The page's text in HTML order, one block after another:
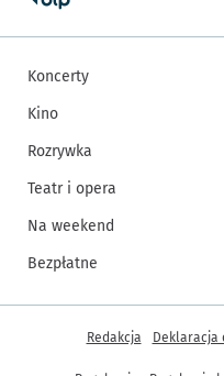
Koncerty
Kino
Rozrywka
Teatr i opera
Na weekend
Bezpłatne
Inne informacje
Redakcja Deklaracja